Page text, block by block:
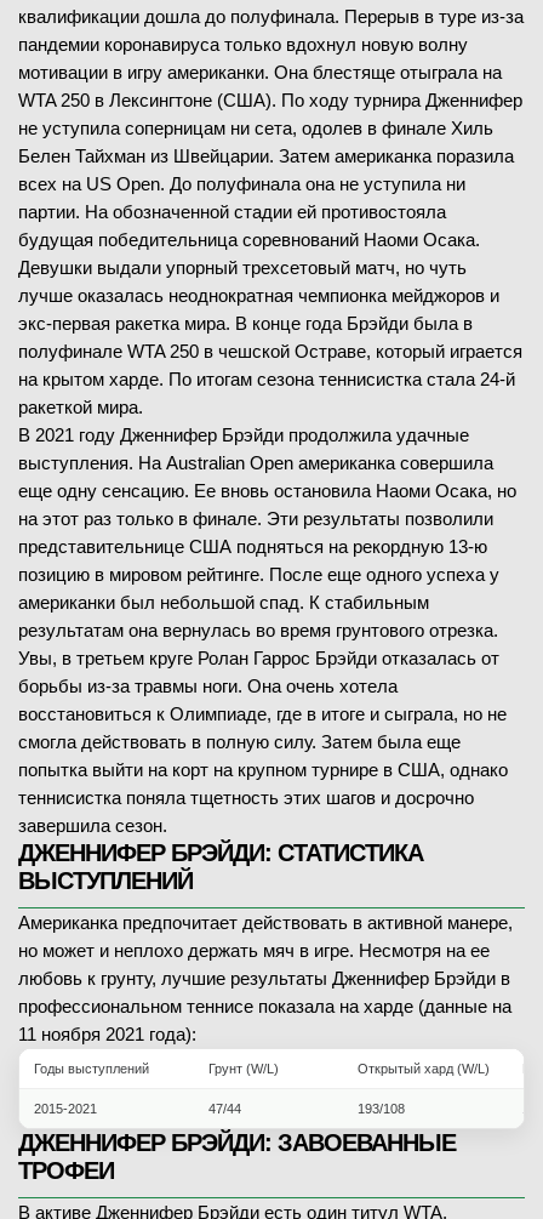
квалификации дошла до полуфинала. Перерыв в туре из-за
пандемии коронавируса только вдохнул новую волну
мотивации в игру американки. Она блестяще отыграла на
WTA 250 в Лексингтоне (США). По ходу турнира Дженнифер
не уступила соперницам ни сета, одолев в финале Хиль
Белен Тайхман из Швейцарии. Затем американка поразила
всех на US Open. До полуфинала она не уступила ни
партии. На обозначенной стадии ей противостояла
будущая победительница соревнований Наоми Осака.
Девушки выдали упорный трехсетовый матч, но чуть
лучше оказалась неоднократная чемпионка мейджоров и
экс-первая ракетка мира. В конце года Брэйди была в
полуфинале WTA 250 в чешской Остраве, который играется
на крытом харде. По итогам сезона теннисистка стала 24-й
ракеткой мира.
В 2021 году Дженнифер Брэйди продолжила удачные
выступления. На Australian Open американка совершила
еще одну сенсацию. Ее вновь остановила Наоми Осака, но
на этот раз только в финале. Эти результаты позволили
представительнице США подняться на рекордную 13-ю
позицию в мировом рейтинге. После еще одного успеха у
американки был небольшой спад. К стабильным
результатам она вернулась во время грунтового отрезка.
Увы, в третьем круге Ролан Гаррос Брэйди отказалась от
борьбы из-за травмы ноги. Она очень хотела
восстановиться к Олимпиаде, где в итоге и сыграла, но не
смогла действовать в полную силу. Затем была еще
попытка выйти на корт на крупном турнире в США, однако
теннисистка поняла тщетность этих шагов и досрочно
завершила сезон.
ДЖЕННИФЕР БРЭЙДИ: СТАТИСТИКА
ВЫСТУПЛЕНИЙ
Американка предпочитает действовать в активной манере,
но может и неплохо держать мяч в игре. Несмотря на ее
любовь к грунту, лучшие результаты Дженнифер Брэйди в
профессиональном теннисе показала на харде (данные на
11 ноября 2021 года):
Годы выступлений Грунт (W/L) Открытый хард (W/L)
2015-2021 47/44 193/108
ДЖЕННИФЕР БРЭЙДИ: ЗАВОЕВАННЫЕ
ТРОФЕИ
В активе Дженнифер Брэйди есть один титул WTA,